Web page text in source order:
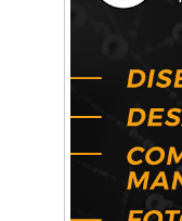
Mariana
un
Música,
Conocé